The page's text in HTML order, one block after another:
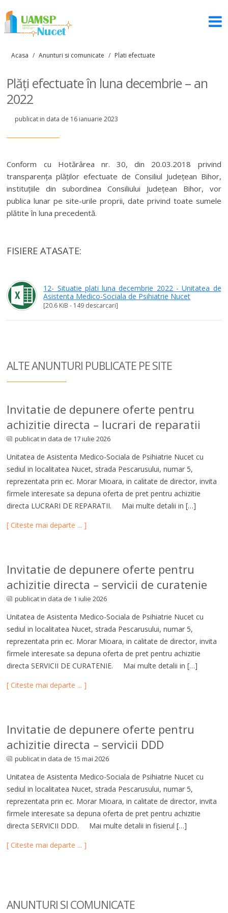
Acasa / Anunturi si comunicate / Plati efectuate
Plăți efectuate în luna decembrie – an
2022
publicat in data de 16 ianuarie 2023
Conform cu Hotărârea nr. 30, din 20.03.2018 privind
transparența plăților efectuate de Consiliul Județean Bihor,
instituțiile din subordinea Consiliului Județean Bihor, vor
publica lunar pe site-urile proprii, date privind toate sumele
plătite în luna precedentă.
FISIERE ATASATE:
12- Situatie plati luna decembrie 2022 - Unitatea de
Asistenta Medico-Sociala de Psihiatrie Nucet
[20.6 KiB - 149 descarcari]
ALTE ANUNTURI PUBLICATE PE SITE
Invitatie de depunere oferte pentru
achizitie directa – lucrari de reparatii
publicat in data de 17 iulie 2026
Unitatea de Asistenta Medico-Sociala de Psihiatrie Nucet cu
sediul in localitatea Nucet, strada Pescarusului, numar 5,
reprezentata prin ec. Morar Mioara, in calitate de director, invita
firmele interesate sa depuna oferta de pret pentru achizitie
directa LUCRARI DE REPARATII. Mai multe detalii in […]
[ Citeste mai departe ... ]
Invitatie de depunere oferte pentru
achizitie directa – servicii de curatenie
publicat in data de 1 iulie 2026
Unitatea de Asistenta Medico-Sociala de Psihiatrie Nucet cu
sediul in localitatea Nucet, strada Pescarusului, numar 5,
reprezentata prin ec. Morar Mioara, in calitate de director, invita
firmele interesate sa depuna oferta de pret pentru achizitie
directa SERVICII DE CURATENIE. Mai multe detalii in […]
[ Citeste mai departe ... ]
Invitatie de depunere oferte pentru
achizitie directa – servicii DDD
publicat in data de 15 mai 2026
Unitatea de Asistenta Medico-Sociala de Psihiatrie Nucet cu
sediul in localitatea Nucet, strada Pescarusului, numar 5,
reprezentata prin ec. Morar Mioara, in calitate de director, invita
firmele interesate sa depuna oferta de pret pentru achizitie
directa SERVICII DDD. Mai multe detalii in fisierul […]
[ Citeste mai departe ... ]
ANUNTURI SI COMUNICATE